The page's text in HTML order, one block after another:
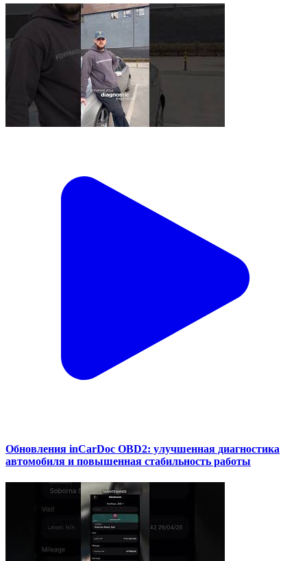
Обновления inCarDoc OBD2: улучшенная диагностика
автомобиля и повышенная стабильность работы